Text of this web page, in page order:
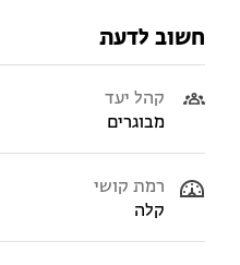
חשוב לדעת
קהל יעד
מבוגרים
רמת קושי
קלה